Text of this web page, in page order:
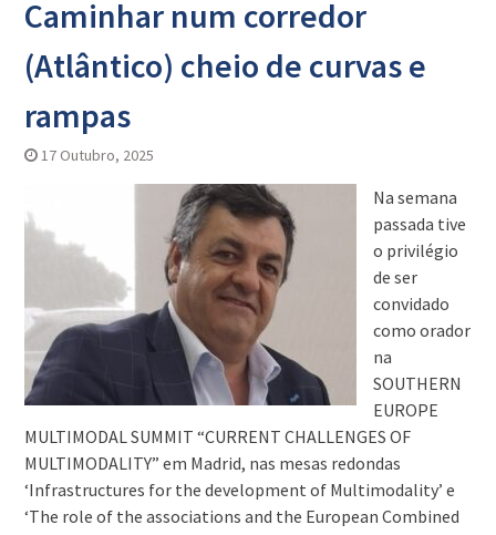
Caminhar num corredor
(Atlântico) cheio de curvas e
rampas
17 Outubro, 2025
Na semana
passada tive
o privilégio
de ser
convidado
como orador
na
SOUTHERN
EUROPE
MULTIMODAL SUMMIT “CURRENT CHALLENGES OF
MULTIMODALITY” em Madrid, nas mesas redondas
‘Infrastructures for the development of Multimodality’ e
‘The role of the associations and the European Combined